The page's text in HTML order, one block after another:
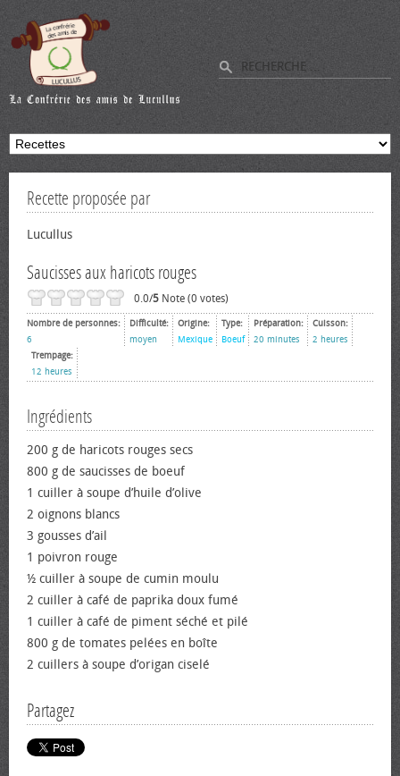
Recette proposée par
Lucullus
Saucisses aux haricots rouges
0.0/5 Note (0 votes)
Nombre de personnes:
6
Difficulté:
moyen
Origine:
Mexique
Type:
Boeuf
Préparation:
20 minutes
Cuisson:
2 heures
Trempage:
12 heures
Ingrédients
200 g de haricots rouges secs
800 g de saucisses de bœuf
1 cuiller à soupe d’huile d’olive
2 oignons blancs
3 gousses d’ail
1 poivron rouge
½ cuiller à soupe de cumin moulu
2 cuiller à café de paprika doux fumé
1 cuiller à café de piment séché et pilé
800 g de tomates pelées en boîte
2 cuillers à soupe d’origan ciselé
Partagez